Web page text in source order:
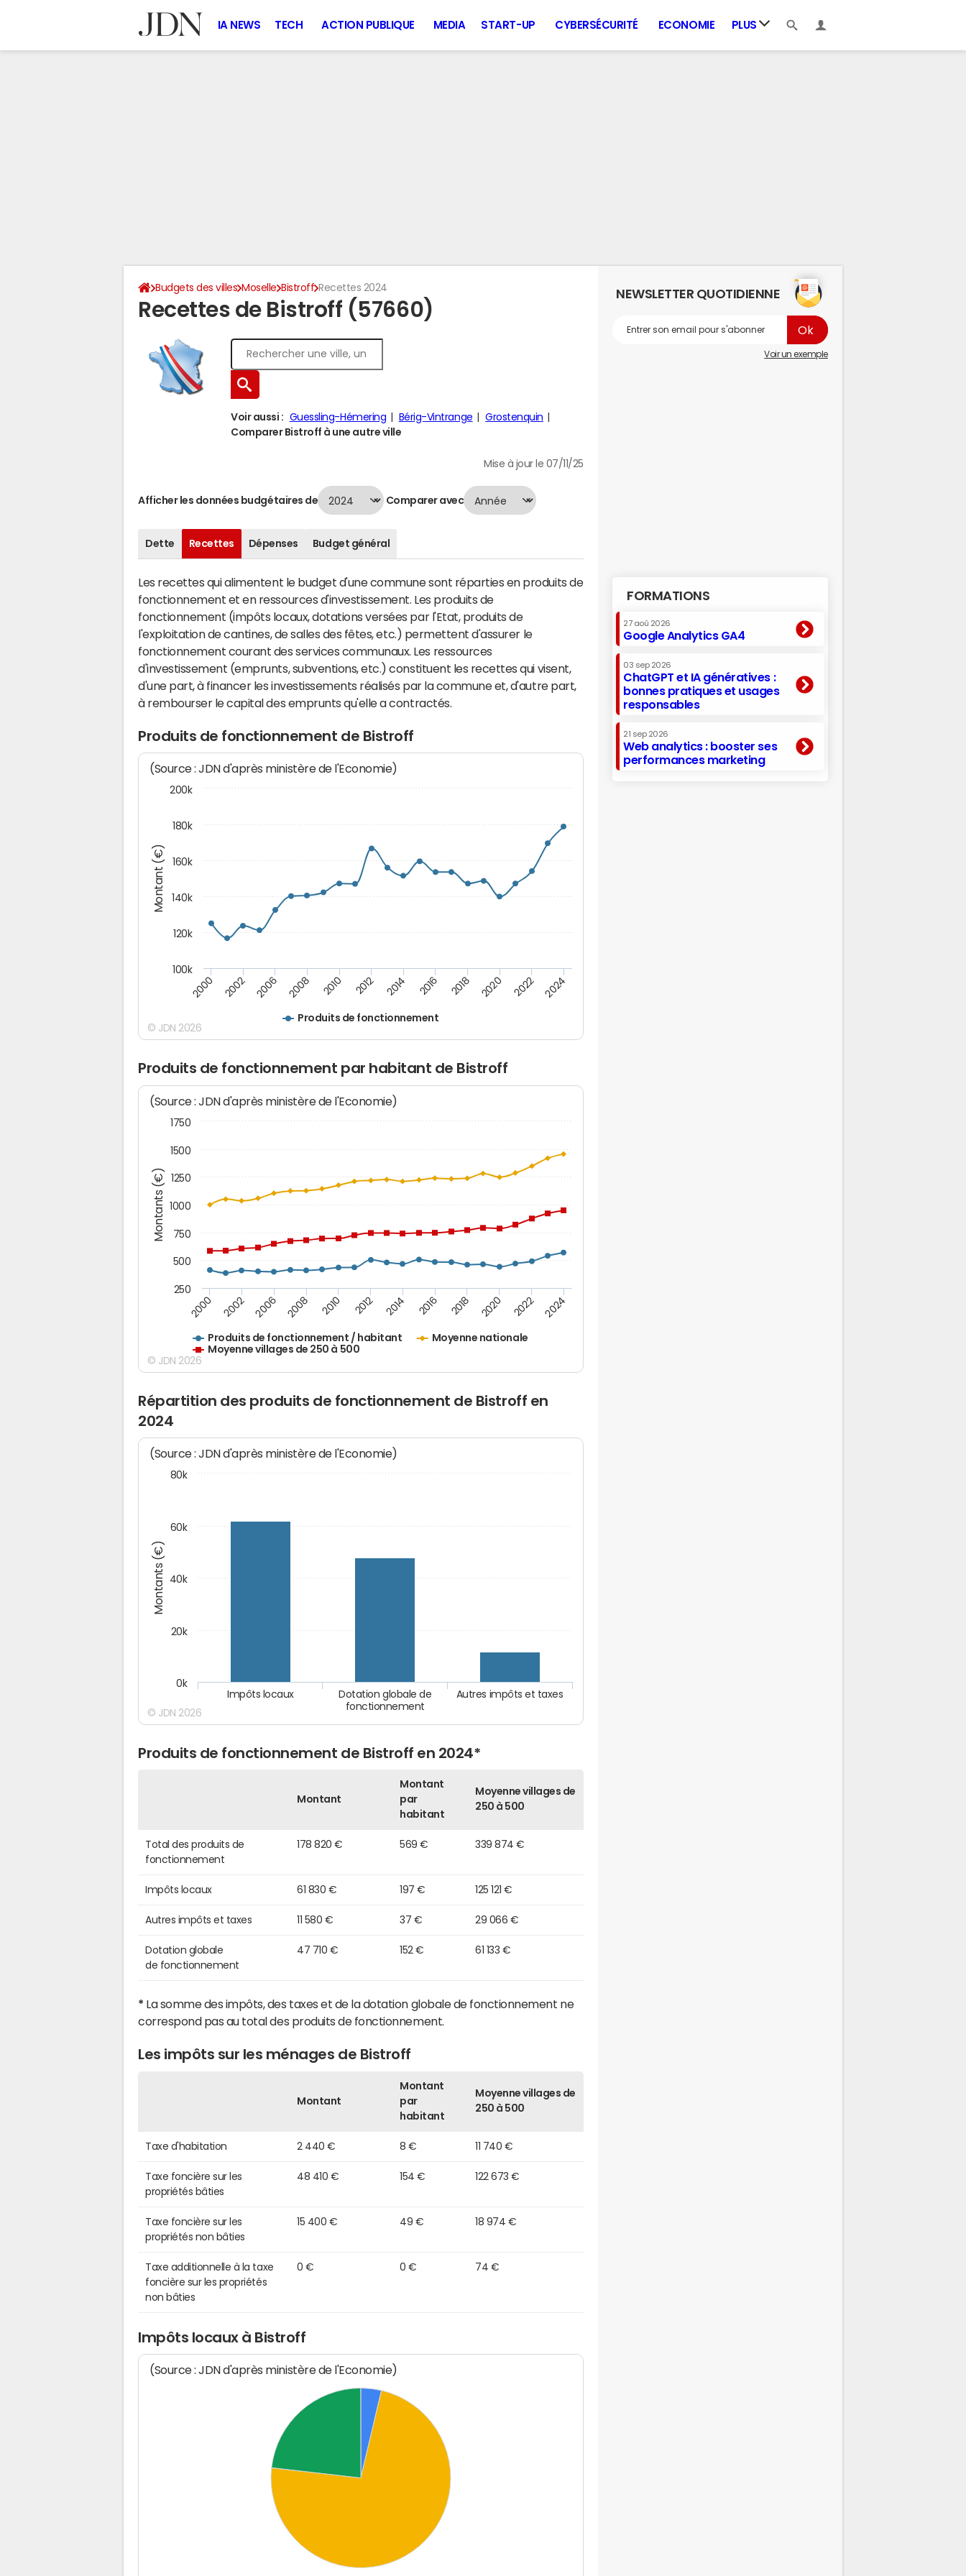
IA NEWS TECH ACTION PUBLIQUE MEDIA START-UP CYBERSÉCURITÉ ECONOMIE PLUS
Budgets des villes Moselle Bistroff Recettes 2024
Recettes de Bistroff (57660)
Voir aussi : Guessling-Hémering Bérig-Vintrange
Grostenquin
Comparer Bistroff à une autre ville
Mise à jour le 07/11/25
Afficher les données budgétaires de Comparer avec
Dette Recettes Dépenses Budget général
Les recettes qui alimentent le budget d'une commune sont réparties en produits de
fonctionnement et en ressources d'investissement. Les produits de
fonctionnement (impôts locaux, dotations versées par l'Etat, produits de
l'exploitation de cantines, de salles des fêtes, etc.) permettent d'assurer le
fonctionnement courant des services communaux. Les ressources
d'investissement (emprunts, subventions, etc.) constituent les recettes qui visent,
d'une part, à financer les investissements réalisés par la commune et, d'autre part,
à rembourser le capital des emprunts qu'elle a contractés.
Produits de fonctionnement de Bistroff
Montant (€)
(Source : JDN d'après ministère de l'Economie)
Produits de fonctionnement
2000 2002 2006 2008 2010 2012 2014 2016 2018 2020 2022 2024
100k
120k
140k
160k
180k
200k
© JDN 2026
Produits de fonctionnement par habitant de Bistroff
Montants (€)
(Source : JDN d'après ministère de l'Economie)
Produits de fonctionnement / habitant
Moyenne nationale
Moyenne villages de 250 à 500
2000 2002 2006 2008 2010 2012 2014 2016 2018 2020 2022 2024
250
500
750
1000
1250
1500
1750
© JDN 2026
Répartition des produits de fonctionnement de Bistroff en
2024
Montants (€)
(Source : JDN d'après ministère de l'Economie)
Autres impôts et taxes
Dotation globale de
fonctionnement
Impôts locaux
0k
20k
40k
60k
80k
© JDN 2026
Produits de fonctionnement de Bistroff en 2024*
Montant
Montant
par
habitant
Moyenne villages de
250 à 500
Total des produits de
fonctionnement
178 820 € 569 € 339 874 €
Impôts locaux 61 830 € 197 € 125 121 €
Autres impôts et taxes 11 580 € 37 € 29 066 €
Dotation globale
de fonctionnement
47 710 € 152 € 61 133 €
* La somme des impôts, des taxes et de la dotation globale de fonctionnement ne
correspond pas au total des produits de fonctionnement.
Les impôts sur les ménages de Bistroff
Montant
Montant
par
habitant
Moyenne villages de
250 à 500
Taxe d'habitation 2 440 € 8 € 11 740 €
Taxe foncière sur les
propriétés bâties
48 410 € 154 € 122 673 €
Taxe foncière sur les
propriétés non bâties
15 400 € 49 € 18 974 €
Taxe additionnelle à la taxe
foncière sur les propriétés
non bâties
0 € 0 € 74 €
Impôts locaux à Bistroff
(Source : JDN d'après ministère de l'Economie)
NEWSLETTER QUOTIDIENNE
Voir un exemple
FORMATIONS
27 aoû 2026
Google Analytics GA4
03 sep 2026
ChatGPT et IA génératives :
bonnes pratiques et usages
responsables
21 sep 2026
Web analytics : booster ses
performances marketing